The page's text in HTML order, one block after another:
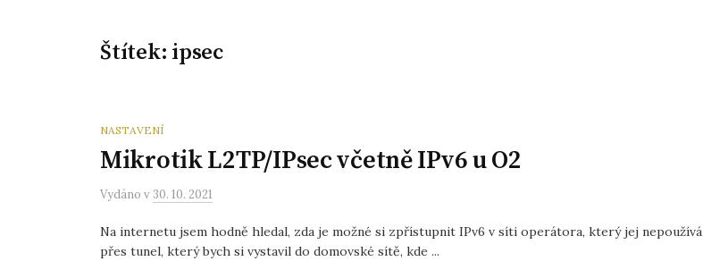
Štítek: ipsec
NASTAVENÍ
Mikrotik L2TP/IPsec včetně IPv6 u O2
Vydáno v 30. 10. 2021
Na internetu jsem hodně hledal, zda je možné si zpřístupnit IPv6 v síti operátora, který jej nepoužívá
přes tunel, který bych si vystavil do domovské sítě, kde ...